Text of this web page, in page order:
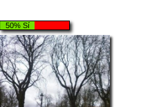
50% Sí